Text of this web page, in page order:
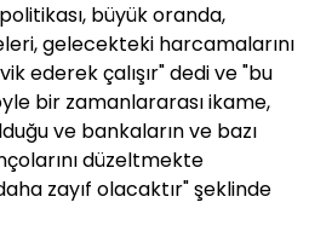
büyük oranda,
gelecekteki harcamalarını
ederek çalışır" dedi ve "bu
bir zamanlararası ikame,
ve bankaların ve bazı
düzeltmekte
zayıf olacaktır" şeklinde